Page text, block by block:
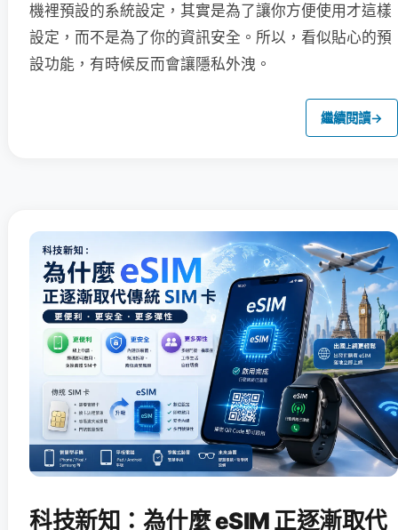
機裡預設的系統設定，其實是為了讓你方便使用才這樣
設定，而不是為了你的資訊安全。所以，看似貼心的預
設功能，有時候反而會讓隱私外洩。
繼續閱讀→
科技新知：為什麼 eSIM 正逐漸取代